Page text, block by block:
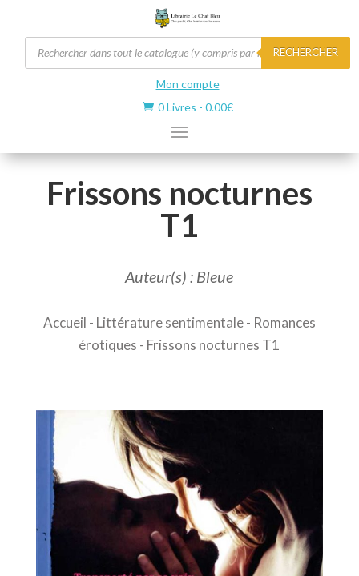
Recherche
de
produits
RECHERCHER
Mon compte
 0 Livres - 0.00€
Frissons nocturnes
T1
Auteur(s) : Bleue
Accueil - Littérature sentimentale- Romances
érotiques - Frissons nocturnes T1